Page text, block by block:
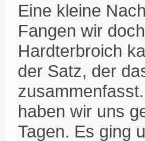
Eine kleine
Fangen wir
Hardterbroich
der Satz, der
haben wir uns
Tagen. Es ging